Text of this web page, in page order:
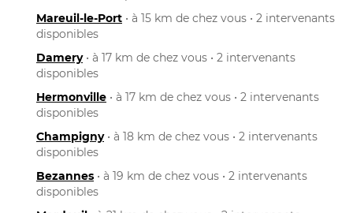
Mareuil-le-Port • à 15 km de chez vous • 2 intervenants
disponibles
Damery• à 17 km de chez vous • 2 intervenants
disponibles
Hermonville • à 17 km de chez vous • 2 intervenants
disponibles
Champigny• à 18 km de chez vous • 2 intervenants
disponibles
Bezannes • à 19 km de chez vous • 2 intervenants
disponibles